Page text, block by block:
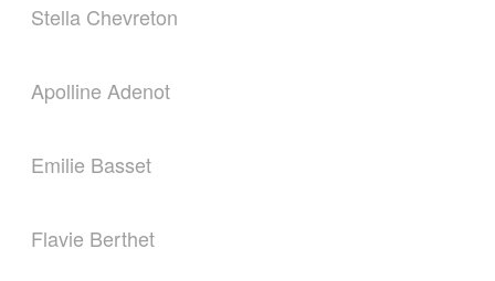
Stella Chevreton
Apolline Adenot
Emilie Basset
Flavie Berthet